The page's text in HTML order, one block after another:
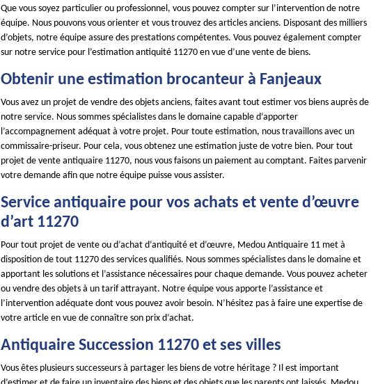
Que vous soyez particulier ou professionnel, vous pouvez compter sur l’intervention de notre
équipe. Nous pouvons vous orienter et vous trouvez des articles anciens. Disposant des milliers
d’objets, notre équipe assure des prestations compétentes. Vous pouvez également compter
sur notre service pour l’estimation antiquité 11270 en vue d’une vente de biens.
Obtenir une estimation brocanteur à Fanjeaux
Vous avez un projet de vendre des objets anciens, faites avant tout estimer vos biens auprès de
notre service. Nous sommes spécialistes dans le domaine capable d’apporter
l’accompagnement adéquat à votre projet. Pour toute estimation, nous travaillons avec un
commissaire-priseur. Pour cela, vous obtenez une estimation juste de votre bien. Pour tout
projet de vente antiquaire 11270, nous vous faisons un paiement au comptant. Faites parvenir
votre demande afin que notre équipe puisse vous assister.
Service antiquaire pour vos achats et vente d’œuvre
d’art 11270
Pour tout projet de vente ou d’achat d’antiquité et d’œuvre, Medou Antiquaire 11 met à
disposition de tout 11270 des services qualifiés. Nous sommes spécialistes dans le domaine et
apportant les solutions et l’assistance nécessaires pour chaque demande. Vous pouvez acheter
ou vendre des objets à un tarif attrayant. Notre équipe vous apporte l’assistance et
l’intervention adéquate dont vous pouvez avoir besoin. N’hésitez pas à faire une expertise de
votre article en vue de connaître son prix d’achat.
Antiquaire Succession 11270 et ses villes
Vous êtes plusieurs successeurs à partager les biens de votre héritage ? Il est important